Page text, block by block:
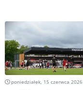
poniedziałek, 15 czerwca 2026